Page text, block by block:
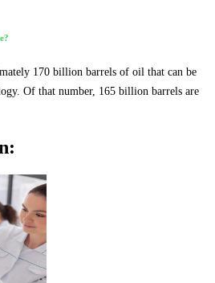
170 billion barrels of oil that can be
Of that number, 165 billion barrels are